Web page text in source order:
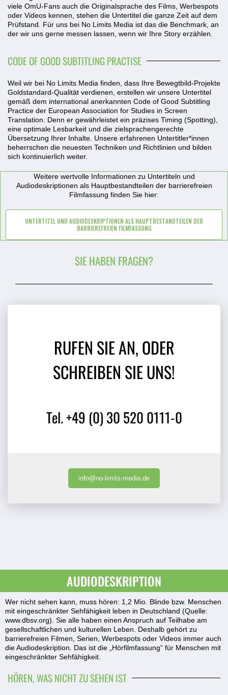
viele OmU-Fans auch die Originalsprache des Films, Werbespots
oder Videos kennen, stehen die Untertitel die ganze Zeit auf dem
Prüfstand. Für uns bei No Limits Media ist das die Benchmark, an
der wir uns gerne messen lassen, wenn wir Ihre Story erzählen.
CODE OF GOOD SUBTITLING PRACTISE
Weil wir bei No Limits Media finden, dass Ihre Bewegtbild-Projekte
Goldstandard-Qualität verdienen, erstellen wir unsere Untertitel
gemäß dem international anerkannten Code of Good Subtitling
Practice der European Association for Studies in Screen
Translation . Denn er gewährleistet ein präzises Timing (Spotting),
eine optimale Lesbarkeit und die zielsprachengerechte
Übersetzung Ihrer Inhalte. Unsere erfahrenen Untertitler*innen
beherrschen die neuesten Techniken und Richtlinien und bilden
sich kontinuierlich weiter.
Weitere wertvolle Informationen zu Untertiteln und
Audiodeskriptionen als Hauptbestandteilen der barrierefreien
Filmfassung finden Sie hier:
UNTERTITEL UND AUDIODESKRIPTIONEN ALS HAUPTBESTANDTEILEN DER
BARRIEREFREIEN FILMFASSUNG
SIE HABEN FRAGEN?
RUFEN SIE AN, ODER
SCHREIBEN SIE UNS!
Tel. +49 (0) 30 520 0111-0
info@no-limits-media.de
AUDIODESKRIPTION
Wer nicht sehen kann, muss hören: 1,2 Mio. Blinde bzw. Menschen
mit eingeschränkter Sehfähigkeit leben in Deutschland (Quelle:
www.dbsv.org). Sie alle haben einen Anspruch auf Teilhabe am
gesellschaftlichen und kulturellen Leben. Deshalb gehört zu
barrierefreien Filmen, Serien, Werbespots oder Videos immer auch
die Audiodeskription. Das ist die „Hörfilmfassung“ für Menschen mit
eingeschränkter Sehfähigkeit.
HÖREN, WAS NICHT ZU SEHEN IST